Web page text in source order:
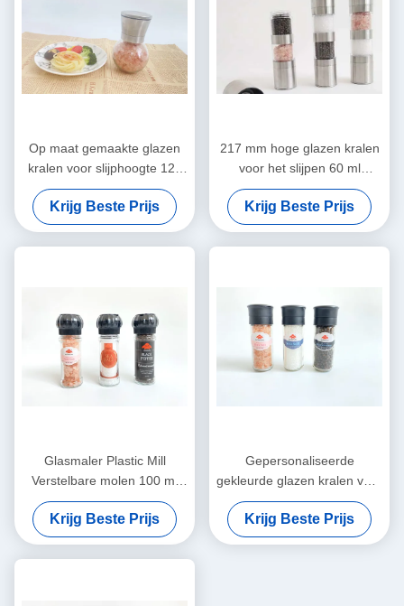
Op maat gemaakte glazen
kralen voor slijphoogte 127
mm voor
precisiewerkzaamheden
Krijg Beste Prijs
217 mm hoge glazen kralen
voor het slijpen 60 ml
capaciteit gladde slijp
ervaring
Krijg Beste Prijs
Glasmaler Plastic Mill
Verstelbare molen 100 ml
Hervulbaar
Krijg Beste Prijs
Gepersonaliseerde
gekleurde glazen kralen voor
het slijpen van glaspotten
Krijg Beste Prijs